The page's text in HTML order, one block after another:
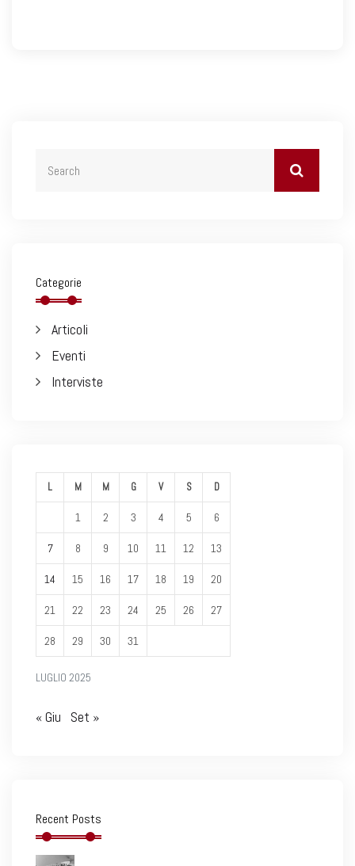
Categorie
Articoli
Eventi
Interviste
LUGLIO 2025
L M M G V S D
1 2 3 4 5 6
7 8 9 10 11 12 13
14 15 16 17 18 19 20
21 22 23 24 25 26 27
28 29 30 31
« Giu Set »
Recent Posts